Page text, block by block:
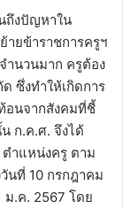
ถึงปัญหาใน
ายข้าราชการครูฯ
ำนวนมาก ครูต้อง
ซึ่งทำให้เกิดการ
อนจากสังคมที่ชี้
ก.ค.ศ. จึงได้
ำแหน่งครู ตาม
นที่ 10 กรกฎาคม
ม.ค. 2567 โดย